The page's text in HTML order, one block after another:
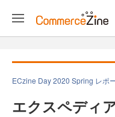
ECzine Day 2020 Spring レポ
エクスペディ